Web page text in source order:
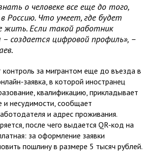
о человеке все еще до того,
Россию. Что умеет, где будет
жить. Если такой работник
создается цифровой профиль», –
контроль за мигрантом еще до въезда в
заявка, в которой иностранец
квалификацию, прикладывает
и несудимости, сообщает
и адрес проживания.
после чего выдается QR-код на
за оформление заявки
пошлину в размере 5 тысяч рублей.